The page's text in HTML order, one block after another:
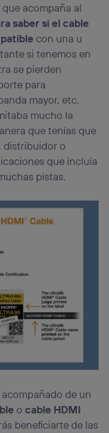
acompaña al
saber si el cable
con una u
si tenemos en
se pierden
para
mayor, etc.
mucho la
que tenías que
distribuidor o
que incluía
pistas.
de un
ocable HDMI
beneficiarte de las